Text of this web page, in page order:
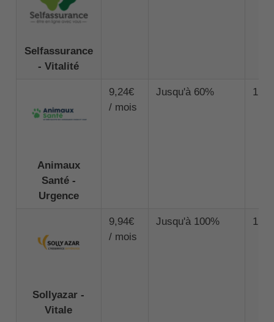
Selfassurance
- Vitalité
Animaux
Santé -
Urgence
9,24€
/ mois
Jusqu'à 60% 1
Sollyazar -
Vitale
9,94€
/ mois
Jusqu'à 100% 1